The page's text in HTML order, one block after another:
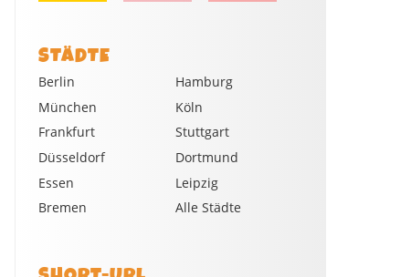
STÄDTE
Berlin
Hamburg
München
Köln
Frankfurt
Stuttgart
Düsseldorf
Dortmund
Essen
Leipzig
Bremen
Alle Städte